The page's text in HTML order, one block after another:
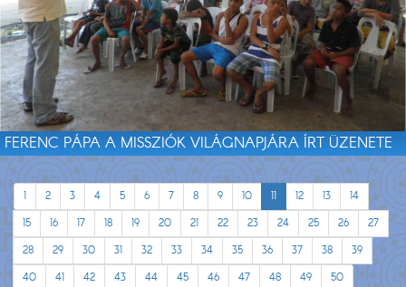
FERENC PÁPA A MISSZIÓK VILÁGNAPJÁRA ÍRT ÜZENETE
1 2 3 4 5 6 7 8 9 10 11 12 13
14
15
16 17 18 19 20 21 22 23 24 25 26
27
28
29 30 31 32 33 34 35 36 37 38
39
40
41 42 43 44 45 46 47 48 49 50